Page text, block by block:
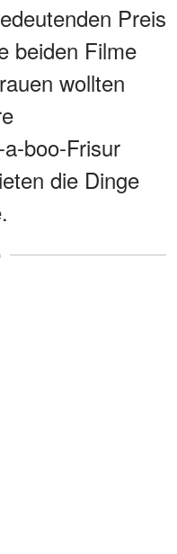
Preis
beiden Filme
wollten
boo-Frisur
die Dinge